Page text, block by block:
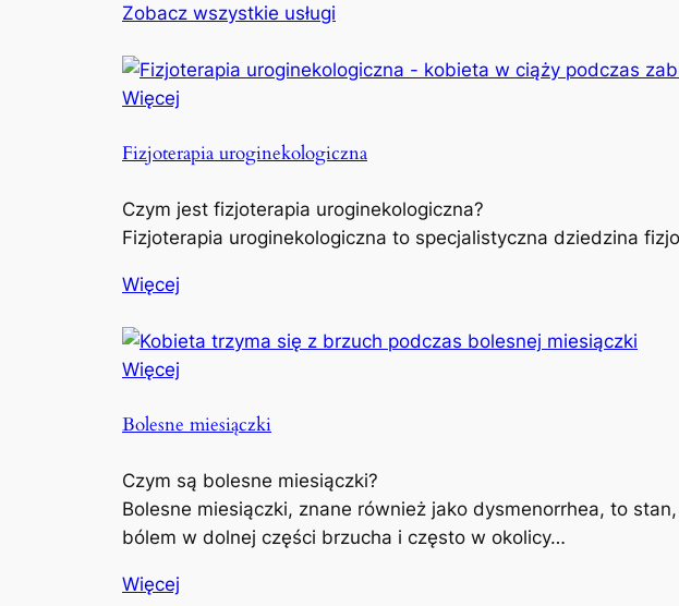
Zobacz wszystkie usługi
Więcej
Fizjoterapia uroginekologiczna
Czym jest fizjoterapia uroginekologiczna?
Fizjoterapia uroginekologiczna to specjalistyczna dziedzina
Więcej
Więcej
Bolesne miesiączki
Czym są bolesne miesiączki?
Bolesne miesiączki, znane również jako dysmenorrhea, to
bólem w dolnej części brzucha i często w okolicy…
Więcej